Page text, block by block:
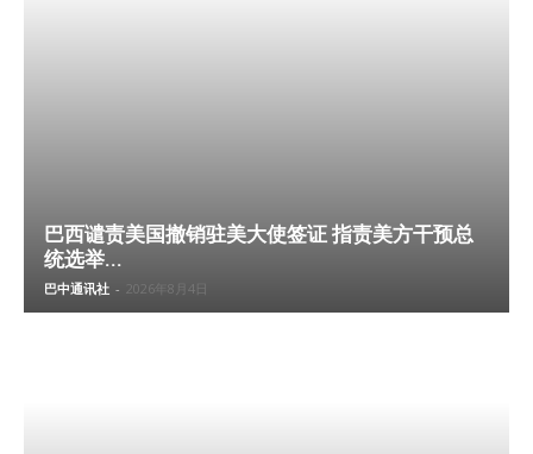
巴西谴责美国撤销驻美大使签证 指责美方干预总
统选举...
巴中通讯社 - 2026年8月4日